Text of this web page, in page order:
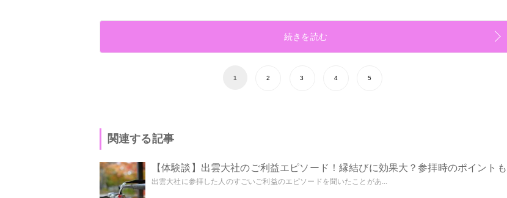
続きを読む
1 2 3 4 5
関連する記事
【体験談】出雲大社のご利益エピソード！縁結びに効果大？参拝時のポイントも
出雲大社に参拝した人のすごいご利益のエピソードを聞いたことがあ...